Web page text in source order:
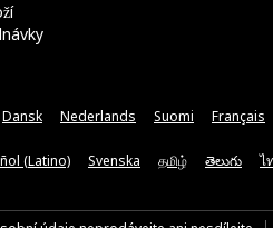
Dansk Nederlands Suomi Français
(Latino) Svenska தமிழ் తెలుగు ไ